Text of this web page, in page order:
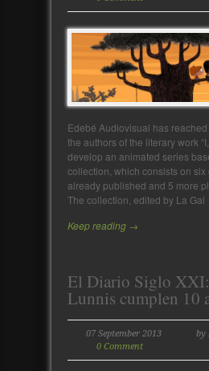
Edebé Audiovisual has
the authors of the literary work
develop an animated series
collection, which consists on
already published and 5 more
The collection, edited by La Gal
Keep reading →
El Diario Siglo
Lunnis cumplen 10
07 September 2013
by
0 Comment